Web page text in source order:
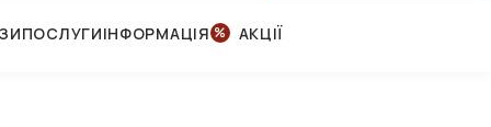
ПОСЛУГИІНФОРМАЦІЯ АКЦІЇ